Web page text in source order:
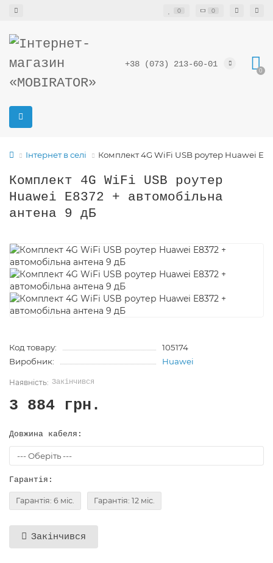
0 0
+38 (073) 213-60-01
0
Інтернет в селі Комплект 4G WiFi USB роутер Huawei
Комплект 4G WiFi USB роутер
Huawei E8372 + автомобільна
антена 9 дБ
Код товару:
105174
Виробник:
Huawei
Закінчився
3 884 грн.
Довжина кабеля:
Гарантія:
Гарантія: 6 міс. Гарантія: 12 міс.
Закінчився